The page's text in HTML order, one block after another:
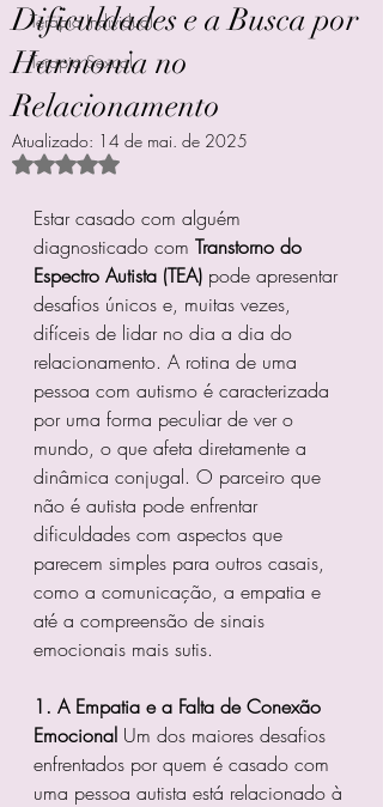
Terapia Individual
Terapia Sexual
Dificuldades e a Busca por
Harmonia no
Relacionamento
Atualizado: 14 de mai. de 2025
Avaliado com NaN de 5 estrelas.
Estar casado com alguém
diagnosticado com Transtorno do
Espectro Autista (TEA) pode apresentar
desafios únicos e, muitas vezes,
difíceis de lidar no dia a dia do
relacionamento. A rotina de uma
pessoa com autismo é caracterizada
por uma forma peculiar de ver o
mundo, o que afeta diretamente a
dinâmica conjugal. O parceiro que
não é autista pode enfrentar
dificuldades com aspectos que
parecem simples para outros casais,
como a comunicação, a empatia e
até a compreensão de sinais
emocionais mais sutis.
1. A Empatia e a Falta de Conexão
Emocional Um dos maiores desafios
enfrentados por quem é casado com
uma pessoa autista está relacionado à